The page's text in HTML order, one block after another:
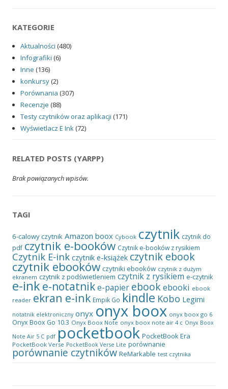
KATEGORIE
Aktualności (480)
Infografiki (6)
Inne (136)
konkursy(2)
Porównania (307)
Recenzje (88)
Testy czytników oraz aplikacji (171)
Wyświetlacz E Ink(72)
RELATED POSTS (YARPP)
Brak powiązanych wpisów.
TAGI
6-calowy czytnik Amazon boox Cybook czytnik czytnik do
pdf czytnik e-booków Czytnik e-booków z rysikiem
Czytnik E-ink czytnik e-książek czytnik ebook
czytnik ebooków czytniki ebooków czytnik z dużym
ekranem czytnik z podświetleniem czytnik z rysikiem e-czytnik
e-ink e-notatnike-papier ebookebooki ebook
reader ekran e-ink Empik Go kindle Kobo Legimi
notatnik elektroniczny onyx onyx boox onyx boox go 6
Onyx Boox Go 10.3 Onyx Boox Note onyx boox note air 4 c Onyx Boox
Note Air 5 C pdf pocketbook PocketBook Era
PocketBook Verse PocketBook Verse Lite porównanie
porównanie czytników ReMarkable test czytnika